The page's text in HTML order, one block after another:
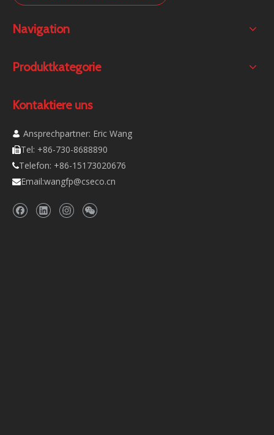
Navigation
Produktkategorie
Kontaktiere uns
 Ansprechpartner: Eric Wang
Tel: +86-730-8688890
Telefon: +86-15173020676
Email:wangfp@cseco.cn